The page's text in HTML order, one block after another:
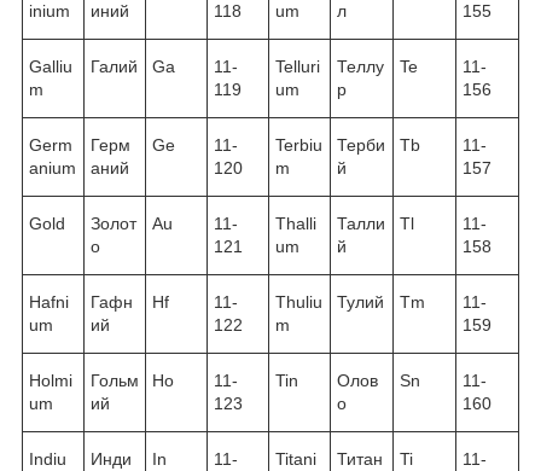
inium
иний
118
um
л
155
Galliu
m
Галий Ga
11-
119
Telluri
um
Теллу
р
Te
11-
156
Germ
anium
Герм
аний
Ge
11-
120
Terbiu
m
Терби
й
Tb
11-
157
Gold
Золот
о
Au
11-
121
Thalli
um
Талли
й
Tl
11-
158
Hafni
um
Гафн
ий
Hf
11-
122
Thuliu
m
Тулий Tm
11-
159
Holmi
um
Гольм
ий
Ho
11-
123
Tin
Олов
о
Sn
11-
160
Indiu
Инди
In
11-
Titani
Титан Ti
11-